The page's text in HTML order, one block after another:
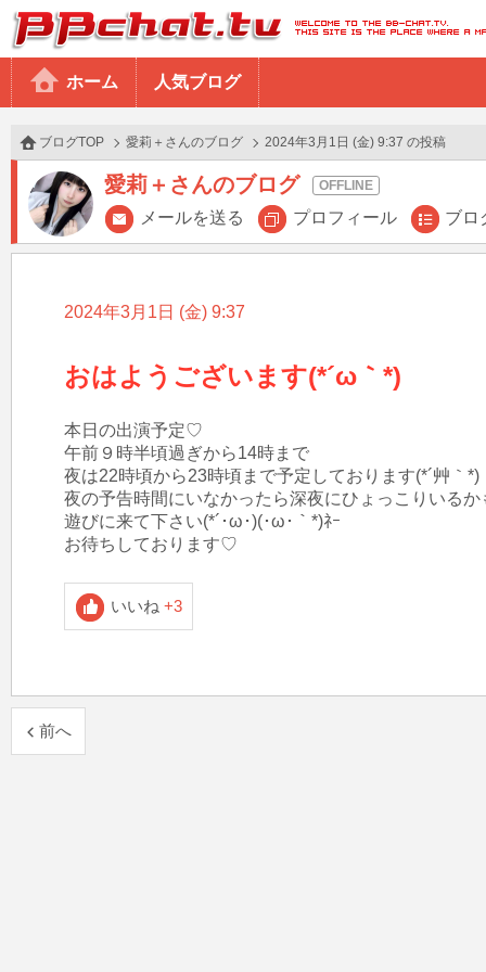
BBchatTV
ホーム 人気ブログ
ブログTOP 愛莉＋さんのブログ 2024年3月1日 (金) 9:37 の投稿
愛莉＋さんのブログ
メールを送る プロフィール ブロ
2024年3月1日 (金) 9:37
おはようございます(*´ω｀*)
本日の出演予定♡
午前９時半頃過ぎから14時まで
夜は22時頃から23時頃まで予定しております(*´艸｀*)
夜の予告時間にいなかったら深夜にひょっこりいるか
遊びに来て下さい(*´･ω･)(･ω･｀*)ﾈｰ
お待ちしております♡
いいね +3
前へ